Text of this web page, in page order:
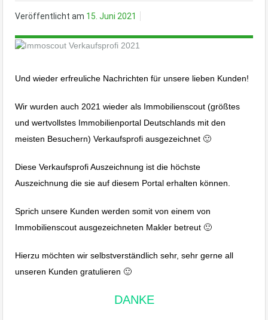
Veröffentlicht am 15. Juni 2021
Und wieder erfreuliche Nachrichten für unsere lieben Kunden!
Wir wurden auch 2021 wieder als Immobilienscout (größtes
und wertvollstes Immobilienportal Deutschlands mit den
meisten Besuchern) Verkaufsprofi ausgezeichnet 🙂
Diese Verkaufsprofi Auszeichnung ist die höchste
Auszeichnung die sie auf diesem Portal erhalten können.
Sprich unsere Kunden werden somit von einem von
Immobilienscout ausgezeichneten Makler betreut 🙂
Hierzu möchten wir selbstverständlich sehr, sehr gerne all
unseren Kunden gratulieren 🙂
DANKE